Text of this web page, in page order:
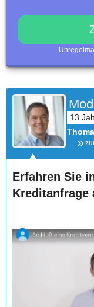
Erfahren Sie
Kreditanfrage